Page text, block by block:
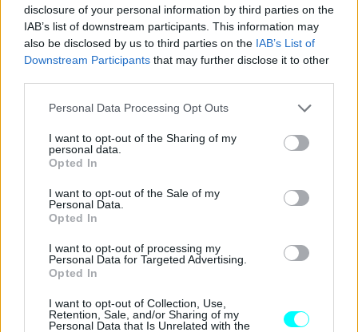
disclosure of your personal information by third parties on the
IAB’s list of downstream participants. This information may
also be disclosed by us to third parties on the IAB’s List of
Downstream Participants that may further disclose it to other
Please note that this website/app uses one or more Google
not limited to your visit or usage behaviour. You may click to
grant or deny consent to Google and its third-party tags to
use your data for below specified purposes in below Google
consent section.
Personal Data Processing Opt Outs
I want to opt-out of the Sharing of my
personal data.
Opted In
I want to opt-out of the Sale of my
Personal Data.
Opted In
I want to opt-out of processing my
Personal Data for Targeted Advertising.
Opted In
I want to opt-out of Collection, Use,
Retention, Sale, and/or Sharing of my
Personal Data that Is Unrelated with the
Σημειώστε, επίσης, πως για το μήνα Μάρτιο πρώτη σε
ταξινομήσεις εταιρεία τερμάτισε η VW με 9.440 οχήματα,
δεύτερη η Renault με 9.024 ταξινομήσεις και τρίτη η Fiat
Toyota & Skoda, καθώς είδαν τις πωλήσεις τους να
αυξάνονται κατά 212% και 300% αντίστοιχα.
Απομένει να δούμε αν η ανοδική τάση θα συνεχιστεί και